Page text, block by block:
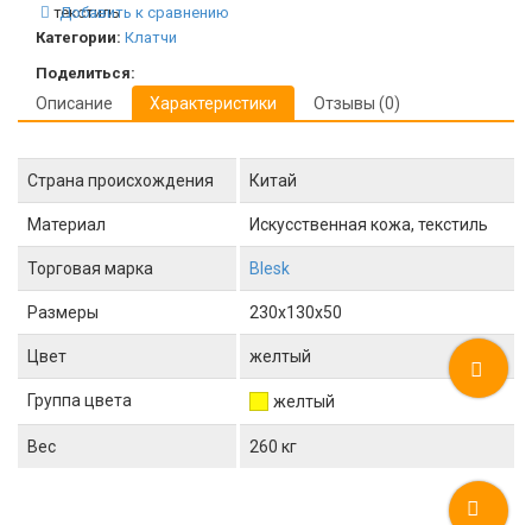
Добавить к сравнению
Категории: Клатчи
Поделиться:
Описание Характеристики Отзывы (0)
Страна происхождения Китай
Материал Искусственная кожа, текстиль
Торговая марка Blesk
Размеры 230x130x50
Цвет желтый
Группа цвета желтый
Вес 260 кг